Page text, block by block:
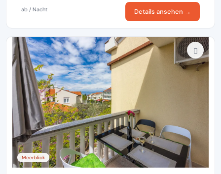
ab / Nacht Details ansehen →
Meerblick